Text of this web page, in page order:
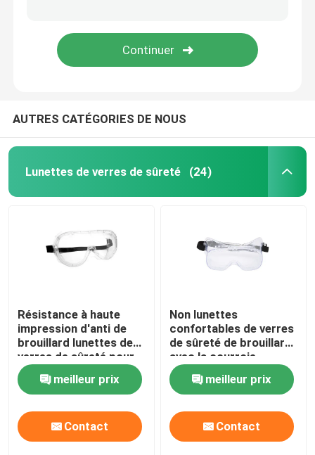
AUTRES CATÉGORIES DE NOUS
Lunettes de verres de sûreté (24)
Résistance à haute
impression d'anti de
brouillard lunettes de
verres de sûreté pour
le laboratoire de chimie
meilleur prix
Contact
Non lunettes
confortables de verres
de sûreté de brouillard
avec la courroie
élastique noire
meilleur prix
Contact